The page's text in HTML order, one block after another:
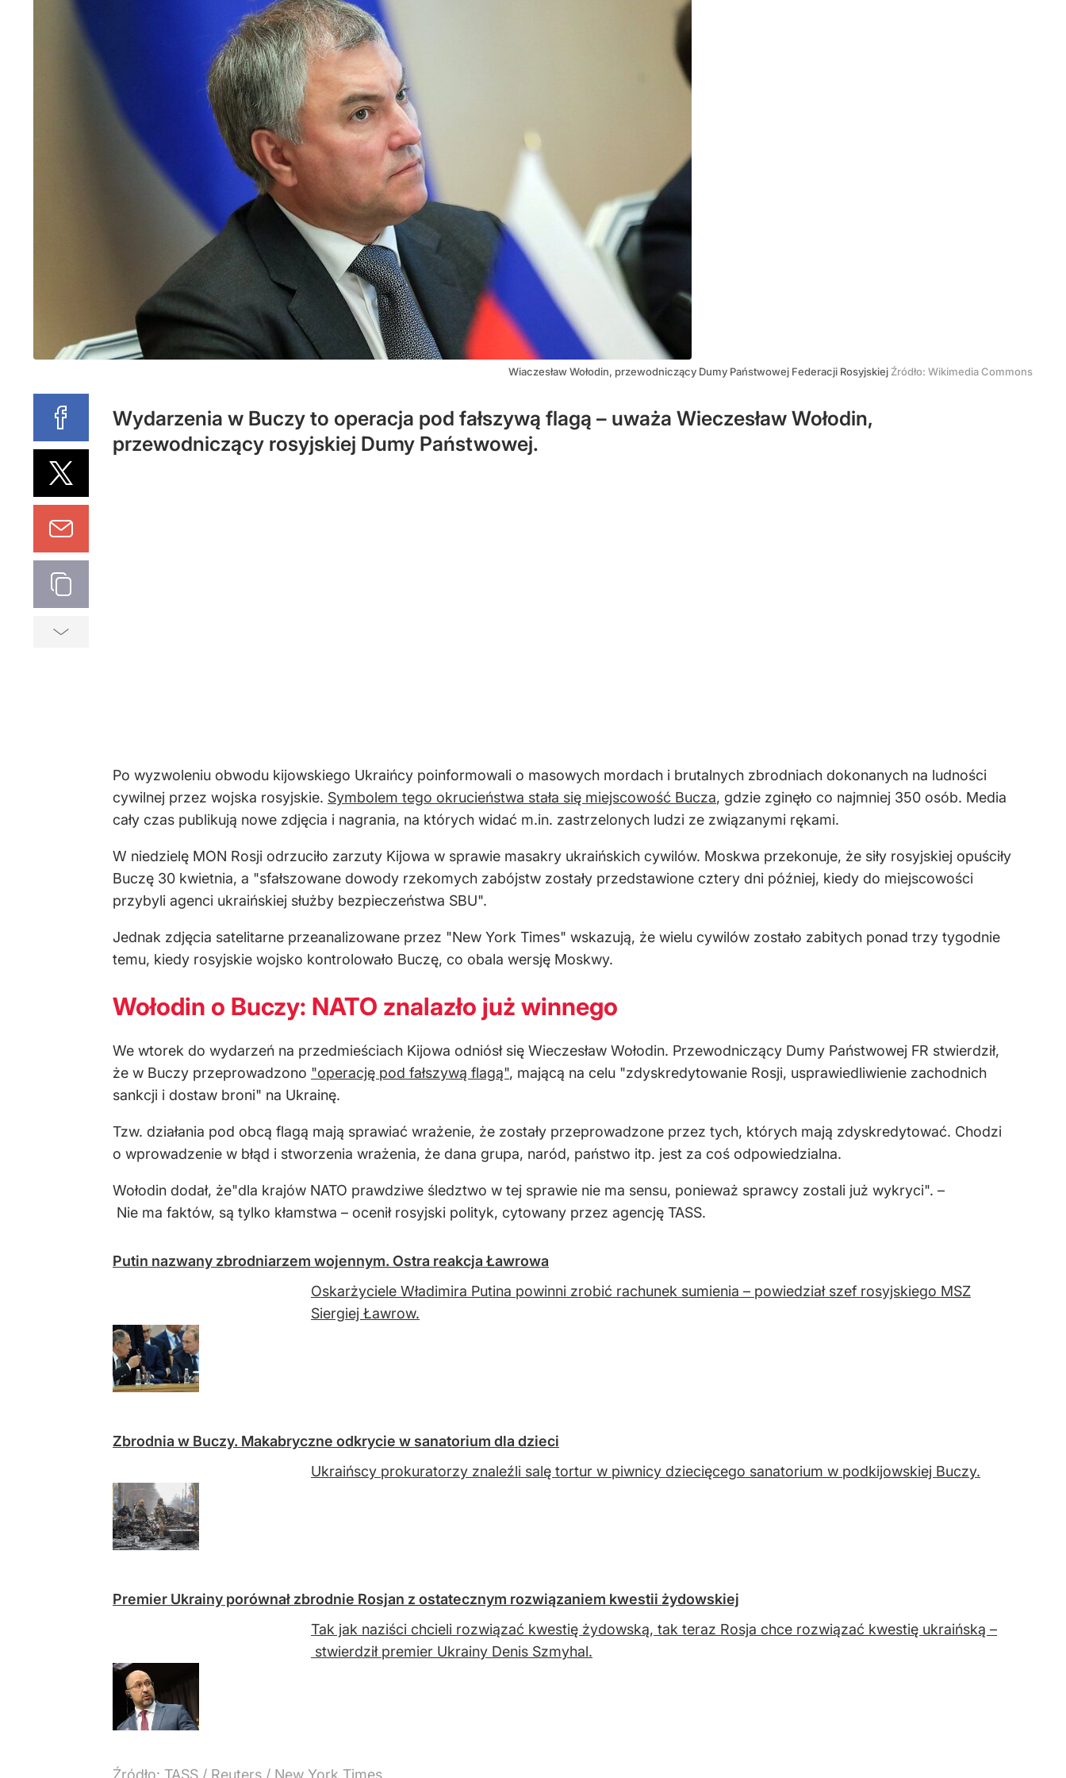
Wiaczesław Wołodin, przewodniczący Dumy Państwowej Federacji Rosyjskiej Źródło: Wikimedia Commons
Wydarzenia w Buczy to operacja pod fałszywą flagą – uważa Wieczesław Wołodin,
przewodniczący rosyjskiej Dumy Państwowej.
Po wyzwoleniu obwodu kijowskiego Ukraińcy poinformowali o masowych mordach i brutalnych zbrodniach dokonanych na ludności
cywilnej przez wojska rosyjskie. Symbolem tego okrucieństwa stała się miejscowość Bucza, gdzie zginęło co najmniej 350 osób. Media
cały czas publikują nowe zdjęcia i nagrania, na których widać m.in. zastrzelonych ludzi ze związanymi rękami.
W niedzielę MON Rosji odrzuciło zarzuty Kijowa w sprawie masakry ukraińskich cywilów. Moskwa przekonuje, że siły rosyjskiej opuściły
Buczę 30 kwietnia, a "sfałszowane dowody rzekomych zabójstw zostały przedstawione cztery dni później, kiedy do miejscowości
przybyli agenci ukraińskiej służby bezpieczeństwa SBU".
Jednak zdjęcia satelitarne przeanalizowane przez "New York Times" wskazują, że wielu cywilów zostało zabitych ponad trzy tygodnie
temu, kiedy rosyjskie wojsko kontrolowało Buczę, co obala wersję Moskwy.
Wołodin o Buczy: NATO znalazło już winnego
We wtorek do wydarzeń na przedmieściach Kijowa odniósł się Wieczesław Wołodin. Przewodniczący Dumy Państwowej FR stwierdził,
że w Buczy przeprowadzono "operację pod fałszywą flagą", mającą na celu "zdyskredytowanie Rosji, usprawiedliwienie zachodnich
sankcji i dostaw broni" na Ukrainę.
Tzw. działania pod obcą flagą mają sprawiać wrażenie, że zostały przeprowadzone przez tych, których mają zdyskredytować. Chodzi
o wprowadzenie w błąd i stworzenia wrażenia, że dana grupa, naród, państwo itp. jest za coś odpowiedzialna.
Wołodin dodał, że"dla krajów NATO prawdziwe śledztwo w tej sprawie nie ma sensu, ponieważ sprawcy zostali już wykryci". –
Nie ma faktów, są tylko kłamstwa – ocenił rosyjski polityk, cytowany przez agencję TASS.
Putin nazwany zbrodniarzem wojennym. Ostra reakcja Ławrowa
Oskarżyciele Władimira Putina powinni zrobić rachunek sumienia – powiedział szef rosyjskiego MSZ
Siergiej Ławrow.
Zbrodnia w Buczy. Makabryczne odkrycie w sanatorium dla dzieci
Ukraińscy prokuratorzy znaleźli salę tortur w piwnicy dziecięcego sanatorium w podkijowskiej Buczy.
Premier Ukrainy porównał zbrodnie Rosjan z ostatecznym rozwiązaniem kwestii żydowskiej
Tak jak naziści chcieli rozwiązać kwestię żydowską, tak teraz Rosja chce rozwiązać kwestię ukraińską –
stwierdził premier Ukrainy Denis Szmyhal.
Źródło: TASS / Reuters / New York Times